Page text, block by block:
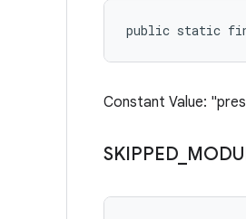
public static
Constant Value:
SKIPPED